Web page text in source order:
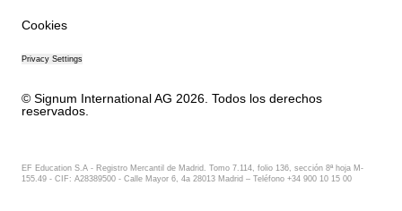
Cookies
Privacy Settings
© Signum International AG 2026. Todos los derechos
reservados.
EF Education S.A - Registro Mercantil de Madrid. Tomo 7.114, folio 136, sección 8ª hoja M-
155.49 - CIF: A28389500 - Calle Mayor 6, 4a 28013 Madrid – Teléfono +34 900 10 15 00